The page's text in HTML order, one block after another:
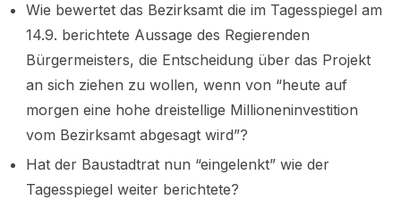
Wie bewertet das Bezirksamt die im Tagesspiegel am
14.9. berichtete Aussage des Regierenden
Bürgermeisters, die Entscheidung über das Projekt
an sich ziehen zu wollen, wenn von “heute auf
morgen eine hohe dreistellige Millioneninvestition
vom Bezirksamt abgesagt wird”?
Hat der Baustadtrat nun “eingelenkt” wie der
Tagesspiegel weiter berichtete?